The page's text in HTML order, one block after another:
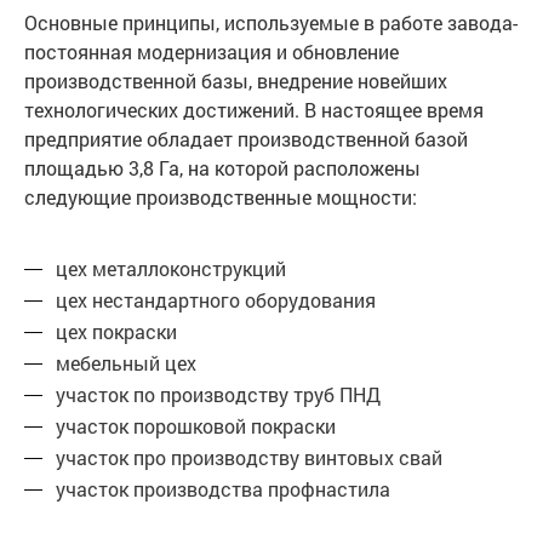
Основные принципы, используемые в работе завода-
постоянная модернизация и обновление
производственной базы, внедрение новейших
технологических достижений. В настоящее время
предприятие обладает производственной базой
площадью 3,8 Га, на которой расположены
следующие производственные мощности:
цех металлоконструкций
цех нестандартного оборудования
цех покраски
мебельный цех
участок по производству труб ПНД
участок порошковой покраски
участок про производству винтовых свай
участок производства профнастила